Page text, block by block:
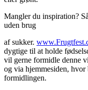
Mangler du inspiration?
uden brug
af sukker.
dygtige til at holde
vil gerne formidle denne
og via hjemmesiden,
formidlingen.